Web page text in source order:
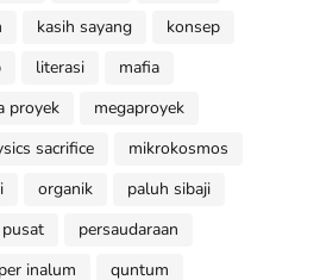
kasih sayang
konsep
literasi
mafia
proyek
megaproyek
sacrifice
mikrokosmos
organik
paluh sibaji
persaudaraan
inalum
quntum